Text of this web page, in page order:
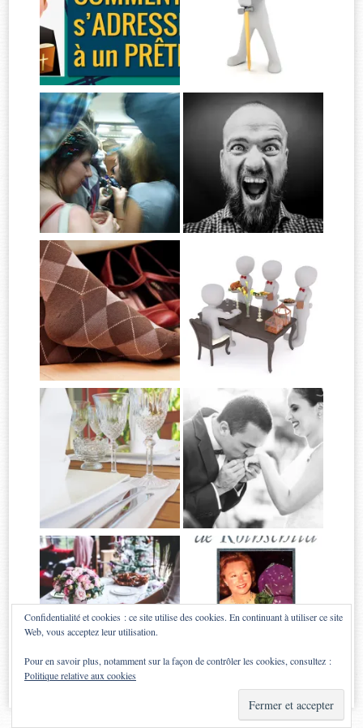
Theme: Sugar & Spice byWebTuts.
Confidentialité et cookies : ce site utilise des cookies. En continuant à utiliser ce site
Web, vous acceptez leur utilisation.
Pour en savoir plus, notamment sur la façon de contrôler les cookies, consultez :
Politique relative aux cookies